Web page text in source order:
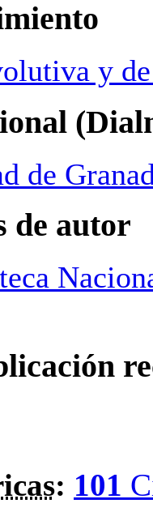
y
de
de autor
: 101